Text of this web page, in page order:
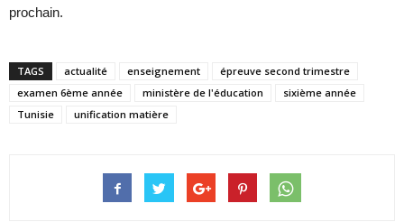
prochain.
TAGS actualité enseignement
épreuve second trimestre
examen 6ème année
ministère de l'éducation
sixième année
Tunisie
unification matière